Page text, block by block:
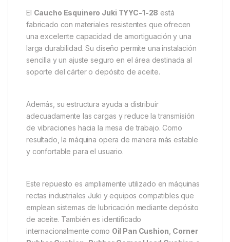
El Caucho Esquinero Juki TYYC-1-28 está
fabricado con materiales resistentes que ofrecen
una excelente capacidad de amortiguación y una
larga durabilidad. Su diseño permite una instalación
sencilla y un ajuste seguro en el área destinada al
soporte del cárter o depósito de aceite.
Además, su estructura ayuda a distribuir
adecuadamente las cargas y reduce la transmisión
de vibraciones hacia la mesa de trabajo. Como
resultado, la máquina opera de manera más estable
y confortable para el usuario.
Este repuesto es ampliamente utilizado en máquinas
rectas industriales Juki y equipos compatibles que
emplean sistemas de lubricación mediante depósito
de aceite. También es identificado
internacionalmente como Oil Pan Cushion Corner